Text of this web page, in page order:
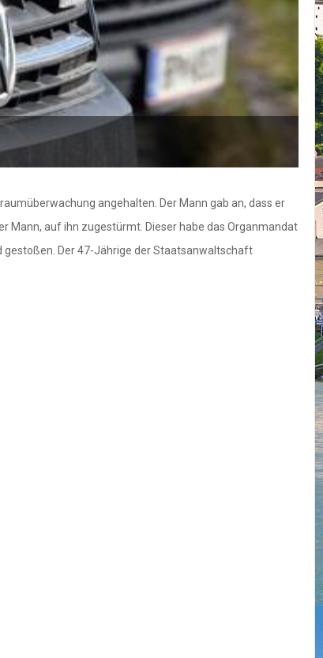
angehalten. Der Mann gab an, dass er
Mann, auf ihn zugestürmt. Dieser habe das Organmandat
Der 47-Jährige der Staatsanwaltschaft